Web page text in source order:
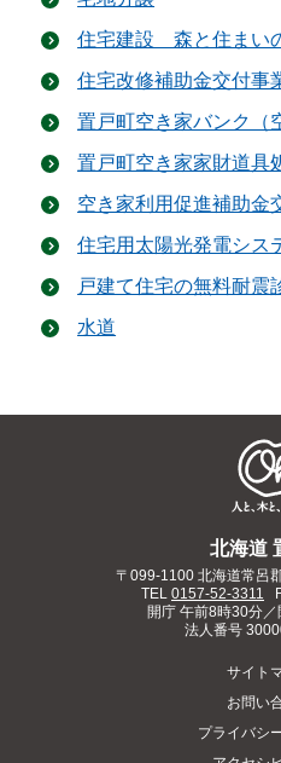
住宅建設 森と住まい
住宅改修補助金交付事
置戸町空き家バンク（
置戸町空き家家財道具
空き家利用促進補助金
住宅用太陽光発電シス
戸建て住宅の無料耐震
水道
北海道
〒099-1100 北海道常呂
TEL 0157-52-3311
開庁 午前8時30分
法人番号
サイト
お問い
プライバシ